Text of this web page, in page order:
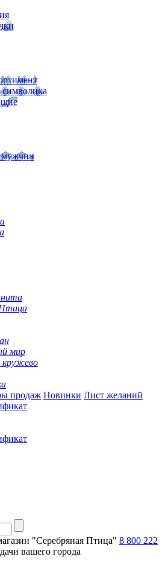
символика
мужчин
мир
кружево
продаж Новинки Лист желаний
"Серебряная Птица" 8 800 222
вашего города